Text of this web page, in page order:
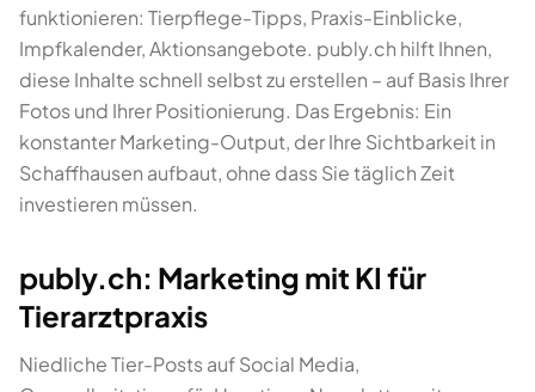
funktionieren: Tierpflege-Tipps, Praxis-Einblicke,
Impfkalender, Aktionsangebote. publy.ch hilft Ihnen,
diese Inhalte schnell selbst zu erstellen – auf Basis Ihrer
Fotos und Ihrer Positionierung. Das Ergebnis: Ein
konstanter Marketing-Output, der Ihre Sichtbarkeit in
Schaffhausen aufbaut, ohne dass Sie täglich Zeit
investieren müssen.
publy.ch: Marketing mit KI für
Tierarztpraxis
Niedliche Tier-Posts auf Social Media,